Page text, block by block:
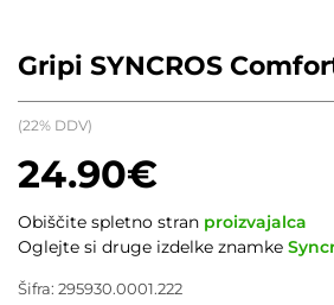
Gripi SYNCROS
24.90€
(22% DDV)
Obiščite spletno stran proizvajalca
Oglejte si druge izdelke znamke
Šifra: 295930.0001.222